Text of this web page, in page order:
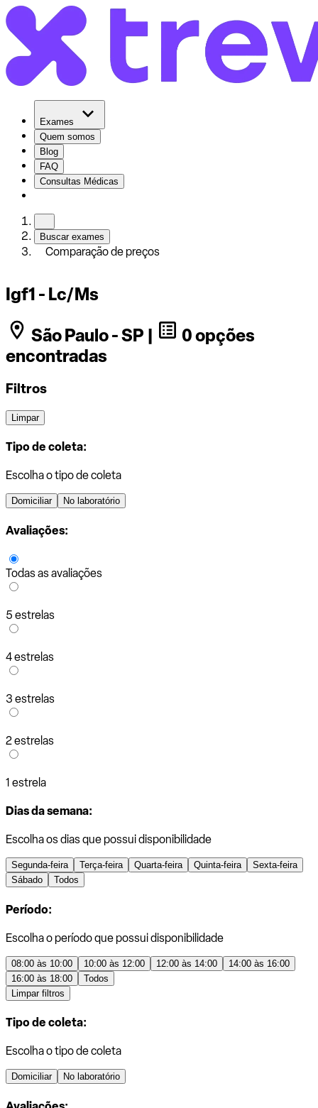
Exames
Quem somos
Blog
FAQ
Consultas Médicas
Buscar exames
Comparação de preços
Igf1 - Lc/Ms
São Paulo - SP |
0 opções
encontradas
Filtros
Limpar
Tipo de coleta:
Escolha o tipo de coleta
Domiciliar No laboratório
Avaliações:
Todas as avaliações
5 estrelas
4 estrelas
3 estrelas
2 estrelas
1 estrela
Dias da semana:
Escolha os dias que possui disponibilidade
Segunda-feira Terça-feira Quarta-feira Quinta-feira
Sexta-feira
Sábado
Todos
Período:
Escolha o período que possui disponibilidade
08:00 às 10:00 10:00 às 12:00 12:00 às 14:00
14:00 às 16:00
16:00 às 18:00
Todos
Limpar filtros
Tipo de coleta:
Escolha o tipo de coleta
Domiciliar No laboratório